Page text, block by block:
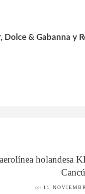
Dolce & Gabanna y
holandesa
on 11